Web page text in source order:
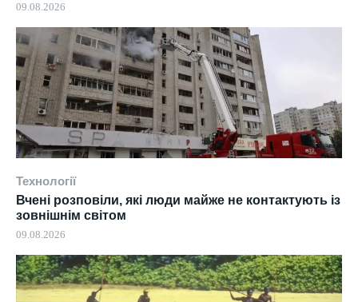
09.08.2026
Технології
Вчені розповіли, які люди майже не контактують із
зовнішнім світом
09.08.2026